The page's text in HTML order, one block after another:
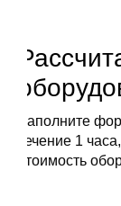
Заполните
течение 1
стоимость